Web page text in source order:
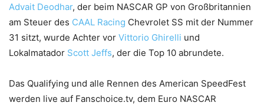
Advait Deodhar, der beim NASCAR GP von Großbritannien
am Steuer des CAAL Racing Chevrolet SS mit der Nummer
31 sitzt, wurde Achter vor Vittorio Ghirelli und
Lokalmatador Scott Jeffs, der die Top 10 abrundete.
Das Qualifying und alle Rennen des American SpeedFest
werden live auf Fanschoice.tv, dem Euro NASCAR